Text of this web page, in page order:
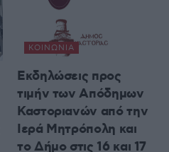
ΚΟΙΝΩΝΊΑ
Εκδηλώσεις προς
τιμήν των Απόδημων
Καστοριανών από την
Ιερά Μητρόπολη και
το Δήμο στις 16 και 17